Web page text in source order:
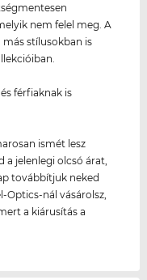
nem felel meg. A
más stílusokban is
férfiaknak is
ismét lesz
jelenlegi olcsó árat,
továbbítjuk neked
Optics-nál vásárolsz,
a kiárusítás a